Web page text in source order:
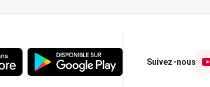
Suivez-nous